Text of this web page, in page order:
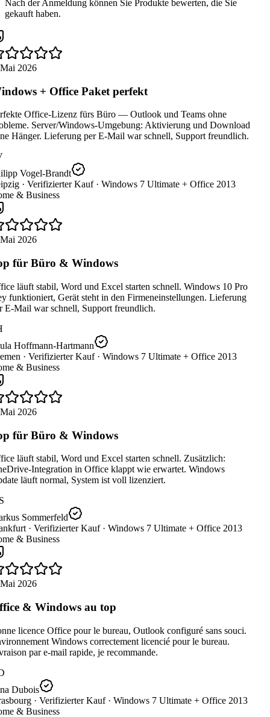
Nach der Anmeldung können Sie Produkte bewerten, die Sie
gekauft haben.
2026
+ Office Paket perfekt
Office-Lizenz fürs Büro — Outlook und Teams ohne
Server/Windows-Umgebung: Aktivierung und Download
Hänger. Lieferung per E-Mail war schnell, Support freundlich.
Vogel-Brandt
· Verifizierter Kauf · Windows 7 Ultimate + Office 2013
& Business
2026
für Büro & Windows
läuft stabil, Word und Excel starten schnell. Windows 10 Pro
funktioniert, Gerät steht in den Firmeneinstellungen. Lieferung
E-Mail war schnell, Support freundlich.
Hoffmann-Hartmann
· Verifizierter Kauf · Windows 7 Ultimate + Office 2013
& Business
2026
für Büro & Windows
läuft stabil, Word und Excel starten schnell. Zusätzlich:
Integration in Office klappt wie erwartet. Windows
läuft normal, System ist voll lizenziert.
Sommerfeld
· Verifizierter Kauf · Windows 7 Ultimate + Office 2013
& Business
2026
& Windows au top
licence Office pour le bureau, Outlook configuré sans souci.
Windows correctement licencié pour le bureau.
par e-mail rapide, je recommande.
Dubois
· Verifizierter Kauf · Windows 7 Ultimate + Office 2013
& Business